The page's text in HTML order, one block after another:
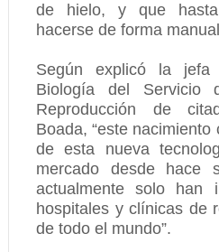
de hielo, y que
hacerse de forma
Según explicó la
Biología del Servicio
Reproducción de
Boada, “este
de esta nueva
mercado desde
actualmente solo han
hospitales y clínicas de
de todo el mundo”.